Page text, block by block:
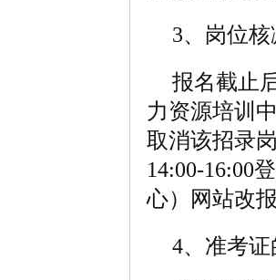
3、岗位
报名截止
力资源培训
取消该招录
14:00-16:00
心）网站改
4、准考